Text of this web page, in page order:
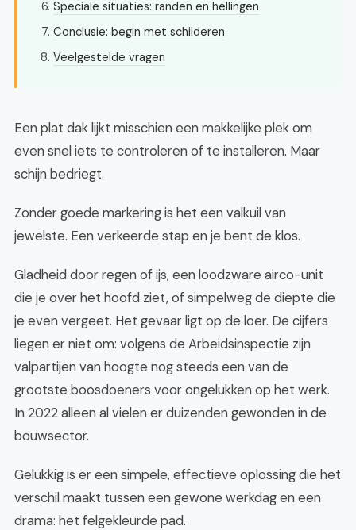
Speciale situaties: randen en hellingen
Conclusie: begin met schilderen
Veelgestelde vragen
Een plat dak lijkt misschien een makkelijke plek om
even snel iets te controleren of te installeren. Maar
schijn bedriegt.
Zonder goede markering is het een valkuil van
jewelste. Een verkeerde stap en je bent de klos.
Gladheid door regen of ijs, een loodzware airco-unit
die je over het hoofd ziet, of simpelweg de diepte die
je even vergeet. Het gevaar ligt op de loer. De cijfers
liegen er niet om: volgens de Arbeidsinspectie zijn
valpartijen van hoogte nog steeds een van de
grootste boosdoeners voor ongelukken op het werk.
In 2022 alleen al vielen er duizenden gewonden in de
bouwsector.
Gelukkig is er een simpele, effectieve oplossing die het
verschil maakt tussen een gewone werkdag en een
drama: het felgekleurde pad.